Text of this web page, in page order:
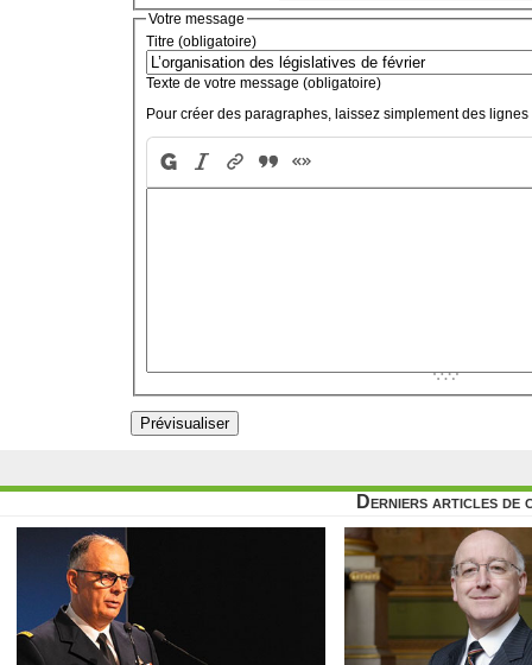
Votre message
Titre (obligatoire)
Texte de votre message (obligatoire)
Pour créer des paragraphes, laissez simplement des lignes
Derniers articles de